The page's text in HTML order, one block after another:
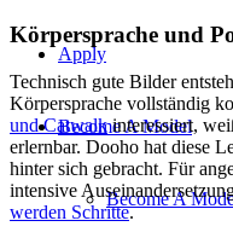
Apply
Become A Model
Become A
Körpersprache und
Technisch gute Bilder
Körpersprache vollständig
und Catwalkinteressiert,
erlernbar. Dooho hat diese
hinter sich gebracht. Für
intensive
werden Schritte.